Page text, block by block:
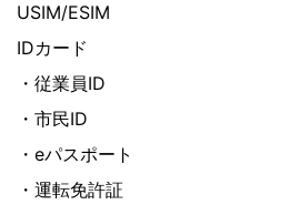
USIM/ESIM
IDカード
・従業員ID
・市民ID
・eパスポート
・運転免許証